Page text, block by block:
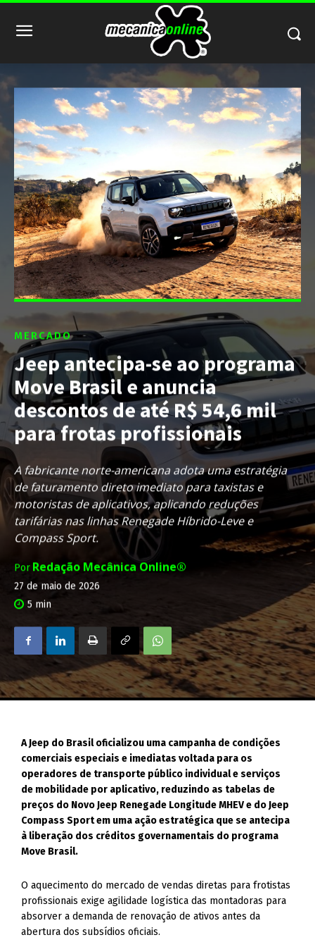
MERCADO
Jeep antecipa-se ao programa
Move Brasil e anuncia
descontos de até R$ 54,6 mil
para frotas profissionais
A fabricante norte-americana adota uma estratégia
de faturamento direto imediato para taxistas e
motoristas de aplicativos, aplicando reduções
tarifárias nas linhas Renegade Híbrido-Leve e
Compass Sport.
Por Redação Mecânica Online®
27 de maio de 2026
5 min
A Jeep do Brasil oficializou uma campanha de condições
comerciais especiais e imediatas voltada para os
operadores de transporte público individual e serviços
de mobilidade por aplicativo, reduzindo as tabelas de
preços do Novo Jeep Renegade Longitude MHEV e do Jeep
Compass Sport em uma ação estratégica que se antecipa
à liberação dos créditos governamentais do programa
Move Brasil.
O aquecimento do mercado de vendas diretas para frotistas
profissionais exige agilidade logística das montadoras para
absorver a demanda de renovação de ativos antes da
abertura dos subsídios oficiais.